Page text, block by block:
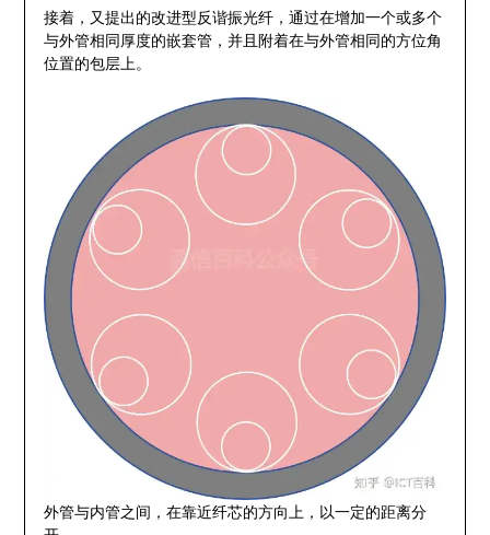
接着，又提出的改进型反谐振光纤，通过在增加一个或多个
与外管相同厚度的嵌套管，并且附着在与外管相同的方位角
位置的包层上。
外管与内管之间，在靠近纤芯的方向上，以一定的距离分